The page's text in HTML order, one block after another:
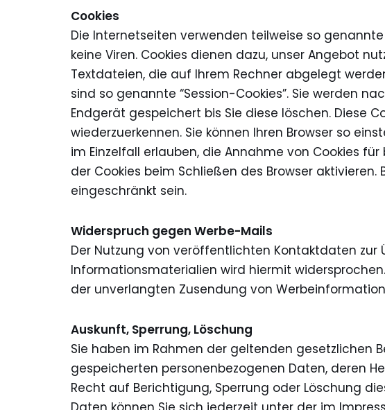
Cookies
Die Internetseiten verwenden teilweise so
keine Viren. Cookies dienen dazu, unser Angebot
Textdateien, die auf Ihrem Rechner abgelegt
sind so genannte “Session-Cookies”. Sie werden
Endgerät gespeichert bis Sie diese löschen. Diese
wiederzuerkennen. Sie können Ihren Browser so
im Einzelfall erlauben, die Annahme von Cookies
der Cookies beim Schließen des Browser
eingeschränkt sein.
Widerspruch gegen Werbe-Mails
Der Nutzung von veröffentlichten Kontaktdaten
Informationsmaterialien wird hiermit
der unverlangten Zusendung von
Auskunft, Sperrung, Löschung
Sie haben im Rahmen der geltenden gesetzlichen
gespeicherten personenbezogenen Daten, deren
Recht auf Berichtigung, Sperrung oder Löschung